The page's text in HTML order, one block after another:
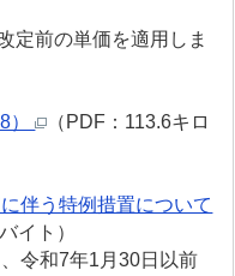
定前の単価を適用しま
）
（PDF：113.6キロ
伴う特例措置について
イト）
令和7年1月30日以前